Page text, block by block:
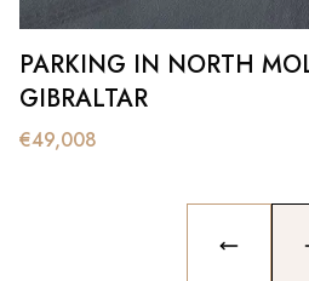
PARKING IN NORTH
GIBRALTAR
€49,008